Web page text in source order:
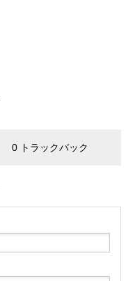
0 トラックバック